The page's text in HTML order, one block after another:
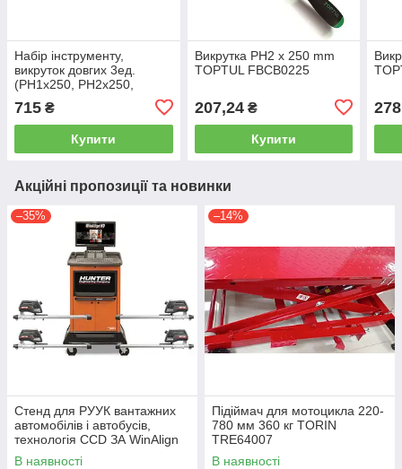
Набір інструменту,
викруток довгих 3ед.
(PH1x250, PH2x250,
GAAE0305
715 ₴
Купити
Викрутка PH2 x 250 mm
TOPTUL FBCB0225
207,24₴
Купити
278
Акційні пропозиції та новинки
–35%
Стенд для РУУК вантажних
автомобілів і автобусів,
технологія CCD ЗА WinAlign
HUNTER WA510E-DSP740T
В наявності
–14%
Підіймач для мотоцикла 220-
780 мм 360 кг TORIN
TRE64007
В наявності